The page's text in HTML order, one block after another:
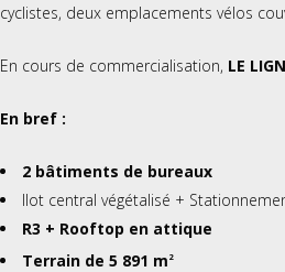
cyclistes, deux emplacements vélos
En cours de commercialisation, LE
En bref :
2 bâtiments de bureaux
Ilot central végétalisé +
R3 + Rooftop en attique
Terrain de 5 891 m 2